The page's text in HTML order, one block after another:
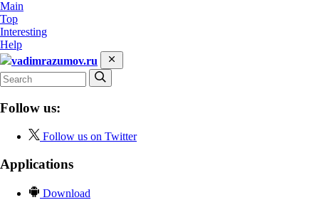
Main
Top
Interesting
Help
vadimrazumov.ru
Follow us:
Follow us on Twitter
Applications
Download